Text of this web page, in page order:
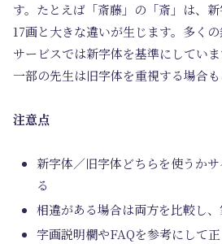
す。たとえば「斎藤」の「斎」は、
17画と大きな違いが生じます。多く
サービスでは新字体を基準にしてい
一部の先生は旧字体を重視する場合も
注意点
新字体／旧字体どちらを使うか
る
相違がある場合は両方を比較し
字画説明欄やFAQを参考にして